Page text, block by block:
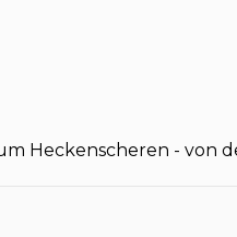
Heckenscheren - von